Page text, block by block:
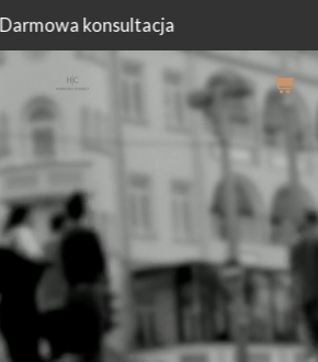
Darmowa konsultacja